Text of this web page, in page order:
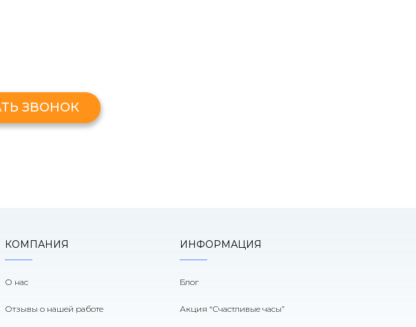
ЗВОНОК
КОМПАНИЯ
О нас
Отзывы о нашей работе
ИНФОРМАЦИЯ
Блог
Акция “Счастливые часы”